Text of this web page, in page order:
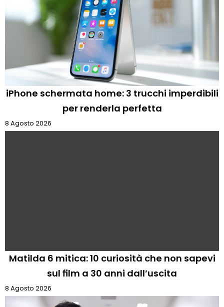
iPhone schermata home: 3 trucchi imperdibili
per renderla perfetta
8 Agosto 2026
Matilda 6 mitica: 10 curiosità che non sapevi
sul film a 30 anni dall’uscita
8 Agosto 2026